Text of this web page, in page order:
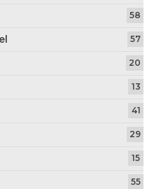
58
57
20
13
41
29
15
55